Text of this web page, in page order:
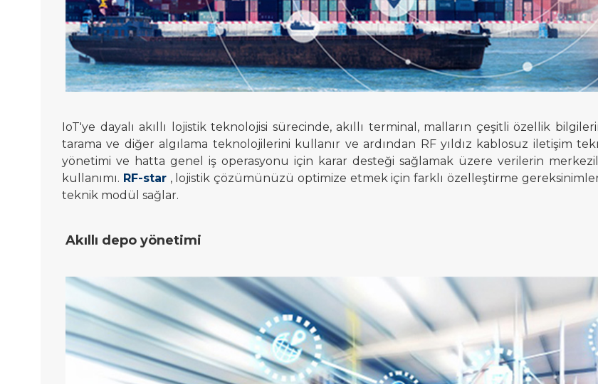
IoT'ye dayalı akıllı lojistik teknolojisi sürecinde, akıllı terminal, malların çeşitli özellik
tarama ve diğer algılama teknolojilerini kullanır ve ardından RF yıldız kablosuz iletişim
yönetimi ve hatta genel iş operasyonu için karar desteği sağlamak üzere verilerin
kullanımı. RF-star, lojistik çözümünüzü optimize etmek için farklı özelleştirme
teknik modül sağlar.
Akıllı depo yönetimi